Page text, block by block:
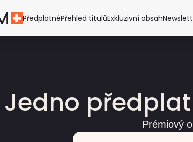
PředplatnéPřehled titulůExkluzivní obsah
Jedno
Prémiový